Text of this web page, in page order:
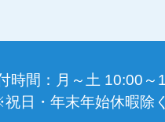
時間：月～土 10:00～
日・年末年始休暇除